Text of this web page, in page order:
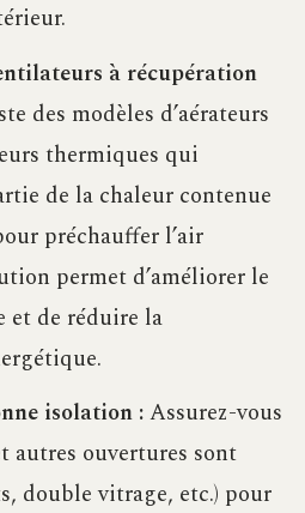
à récupération
des modèles d’aérateurs
thermiques qui
de la chaleur contenue
préchauffer l’air
permet d’améliorer le
et de réduire la
isolation :Assurez-vous
autres ouvertures sont
double vitrage, etc.) pour